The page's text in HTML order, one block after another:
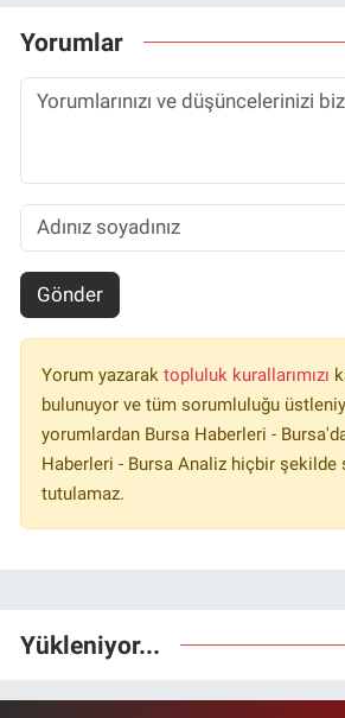
Yorumlar
Gönder
Yorum yazarak topluluk kurallarımızı
bulunuyor ve tüm sorumluluğu
yorumlardan Bursa Haberleri -
Haberleri - Bursa Analiz hiçbir şekilde
tutulamaz.
Yükleniyor...